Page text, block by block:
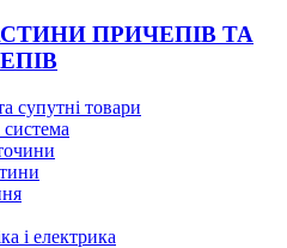
ПРИЧЕПІВ ТА
супутні товари
система
і електрика